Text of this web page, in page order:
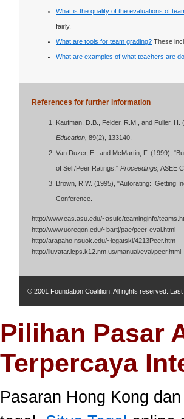
What is the quality of the evaluations of
fairly.
What are tools for team grading? These
What are examples of what teachers are
References for further information
Kaufman, D.B., Felder, R.M., and Fuller,
Education, 89(2), 133140.
Van Duzer, E., and McMartin, F. (1999),
of Self/Peer Ratings," Proceedings, ASEE
Brown, R.W. (1995), "Autorating: Getting
Conference.
http://www.eas.asu.edu/~asufc/teaminginfo/
http://www.uoregon.edu/~bartj/pae/peer-eval.html
http://arapaho.nsuok.edu/~legatski/4213Peer.htm
http://iluvatar.lcps.k12.nm.us/manual/eval/peer.html
© 2001 Foundation Coalition. All rights reserved. Last
Pilihan Pasar
Terpercaya
Pasaran Hong Kong